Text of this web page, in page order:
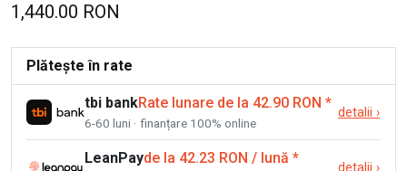
1,440.00 RON
Plătește în rate
tbi bankRate lunare de la 42.90 RON *
6-60 luni · finanțare 100% online
detalii ›
LeanPayde la 42.23 RON / lună *